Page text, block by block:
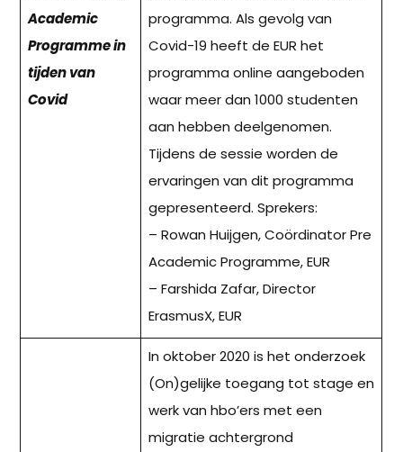
Academic
Programme in
tijden van
Covid
programma. Als gevolg van
Covid-19 heeft de EUR het
programma online aangeboden
waar meer dan 1000 studenten
aan hebben deelgenomen.
Tijdens de sessie worden de
ervaringen van dit programma
gepresenteerd. Sprekers:
– Rowan Huijgen, Coördinator Pre
Academic Programme, EUR
– Farshida Zafar, Director
ErasmusX, EUR
In oktober 2020 is het onderzoek
(On)gelijke toegang tot stage en
werk van hbo’ers met een
migratie achtergrond